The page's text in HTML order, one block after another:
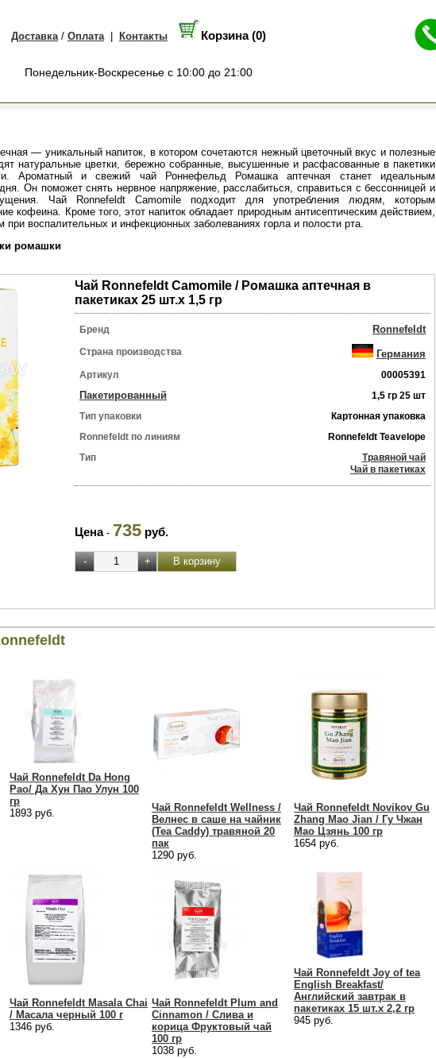
Доставка/ Оплата| Контакты Корзина (0)
Понедельник-Воскресенье с 10:00 до 21:00
— уникальный напиток, в котором сочетаются нежный цветочный вкус и полезные
натуральные цветки, бережно собранные, высушенные и расфасованные в пакетики
Ароматный и свежий чай Роннефельд Ромашка аптечная станет идеальным
Он поможет снять нервное напряжение, расслабиться, справиться с бессонницей и
Чай Ronnefeldt Camomile подходит для употребления людям, которым
кофеина. Кроме того, этот напиток обладает природным антисептическим действием,
при воспалительных и инфекционных заболеваниях горла и полости рта.
ромашки
Чай Ronnefeldt Camomile / Ромашка аптечная в
пакетиках 25 шт.х 1,5 гр
Бренд Ronnefeldt
Страна производства Германия
Артикул 00005391
Пакетированный
1,5 гр 25 шт
Тип упаковки
Картонная упаковка
Ronnefeldt по линиям
Ronnefeldt Teavelope
Тип
Травяной чай
Чай в пакетиках
Цена- 735 руб.
Чай Ronnefeldt Da Hong
Pao/ Да Хун Пао Улун 100
гр
1893 руб.
Чай Ronnefeldt Wellness /
Велнес в саше на чайник
(Tea Caddy) травяной 20
пак
1290 руб.
Чай Ronnefeldt Novikov Gu
Zhang Mao Jian / Гу Чжан
Мао Цзянь 100 гр
1654 руб.
Чай Ronnefeldt Masala Chai
/ Масала черный 100 г
1346 руб.
Чай Ronnefeldt Plum and
Cinnamon / Cлива и
корица Фруктовый чай
100 гр
1038 руб.
Чай Ronnefeldt Joy of tea
English Breakfast/
Английский завтрак в
пакетиках 15 шт.х 2,2 гр
945 руб.